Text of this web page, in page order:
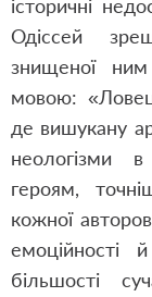
історичні
Одіссей
знищеної
мовою:
де вишукану
неологізми
героям,
кожної
емоційності
більшості